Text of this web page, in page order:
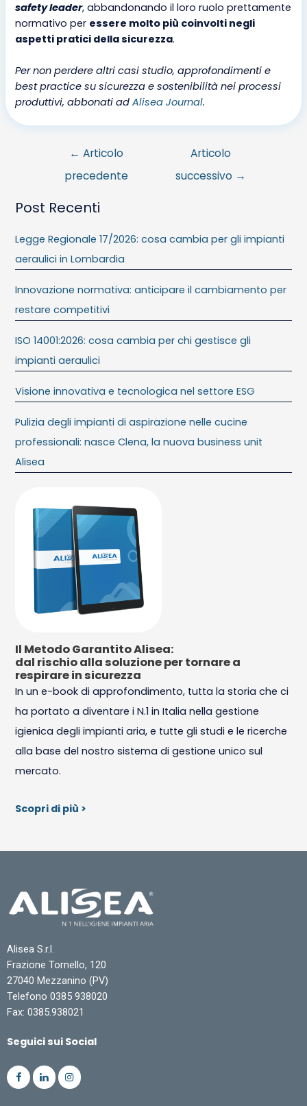
safety leader, abbandonando il loro ruolo prettamente
normativo per essere molto più coinvolti negli
aspetti pratici della sicurezza.
Per non perdere altri casi studio, approfondimenti e
best practice su sicurezza e sostenibilità nei processi
produttivi, abbonati adAlisea Journal.
← Articolo
precedente
Articolo
successivo →
Post Recenti
Legge Regionale 17/2026: cosa cambia per gli impianti
aeraulici in Lombardia
Innovazione normativa: anticipare il cambiamento per
restare competitivi
ISO 14001:2026: cosa cambia per chi gestisce gli
impianti aeraulici
Visione innovativa e tecnologica nel settore ESG
Pulizia degli impianti di aspirazione nelle cucine
professionali: nasce Clena, la nuova business unit
Alisea
Il Metodo Garantito Alisea:
dal rischio alla soluzione per tornare a
respirare in sicurezza
In un e-book di approfondimento, tutta la storia che ci
ha portato a diventare i N.1 in Italia nella gestione
igienica degli impianti aria, e tutte gli studi e le ricerche
alla base del nostro sistema di gestione unico sul
mercato.
Scopri di più >
Alisea S.r.l.
Frazione Tornello, 120
27040 Mezzanino (PV)
Telefono 0385 938020
Fax: 0385.938021
Seguici sui Social